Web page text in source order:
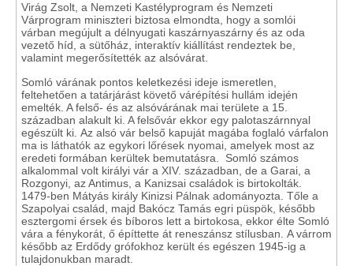
Virág Zsolt, a Nemzeti Kastélyprogram és Nemzeti
Várprogram miniszteri biztosa elmondta, hogy a somlói
várban megújult a délnyugati kaszárnyaszárny és az oda
vezető híd, a sütőház, interaktív kiállítást rendeztek be,
valamint megerősítették az alsóvárat.
Somló várának pontos keletkezési ideje ismeretlen,
feltehetően a tatárjárást követő várépítési hullám idején
emelték. A felső- és az alsóvárának mai területe a 15.
században alakult ki. A felsővár ekkor egy palotaszárnnyal
egészült ki. Az alsó vár belső kapuját magába foglaló várfalon
ma is láthatók az egykori lőrések nyomai, amelyek most az
eredeti formában kerültek bemutatásra. Somló számos
alkalommal volt királyi vár a XIV. században, de a Garai, a
Rozgonyi, az Antimus, a Kanizsai családok is birtokolták.
1479-ben Mátyás király Kinizsi Pálnak adományozta. Tőle a
Szapolyai család, majd Bakócz Tamás egri püspök, később
esztergomi érsek és bíboros lett a birtokosa, ekkor élte Somló
vára a fénykorát, ő építtette át reneszánsz stílusban. A várrom
később az Erdődy grófokhoz került és egészen 1945-ig a
tulajdonukban maradt.